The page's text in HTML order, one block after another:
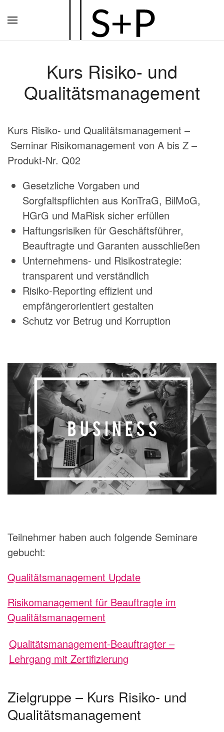
Hauptinhalt
Kurs Risiko- und
Qualitätsmanagement
Kurs Risiko- und Qualitätsmanagement –
Seminar Risikomanagement von A bis Z –
Produkt-Nr. Q02
Gesetzliche Vorgaben und
Sorgfaltspflichten aus KonTraG, BilMoG,
HGrG und MaRisk sicher erfüllen
Haftungsrisiken für Geschäftsführer,
Beauftragte und Garanten ausschließen
Unternehmens- und Risikostrategie:
transparent und verständlich
Risiko-Reporting effizient und
empfängerorientiert gestalten
Schutz vor Betrug und Korruption
Teilnehmer haben auch folgende Seminare
gebucht:
Qualitätsmanagement Update
Risikomanagement für Beauftragte im
Qualitätsmanagement
Qualitätsmanagement-Beauftragter –
Lehrgang mit Zertifizierung
Zielgruppe – Kurs Risiko- und
Qualitätsmanagement